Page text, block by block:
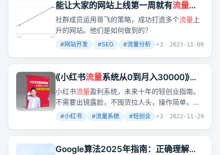
能让大家的网站上线第一周就有流量的
付费社群“哥飞的朋友们”优惠进行中，
仅剩79个名额就要涨价了
社群成员运用哥飞的策略，成功打造多个流量 上
升的网站。他们是如何做到的？
#网站开发 #SEO #流量分析 +3 2023-11-09
《小红书流量系统从0到月入30000》电
子书
小红书流量盈利系统，未来十年的轻创业指南。
不需要出镜露脸，不囤货拉人头，操作简单，成
本低，上手快，后端变现空间大，可放大操作。
#小红书 #流量系统 #轻创业 +3 2022-11-29
Google算法2025年指南：正确理解算